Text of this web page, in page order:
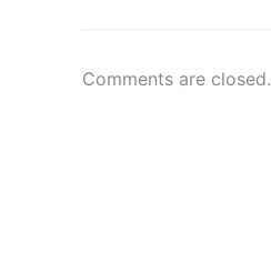
Comments are closed.